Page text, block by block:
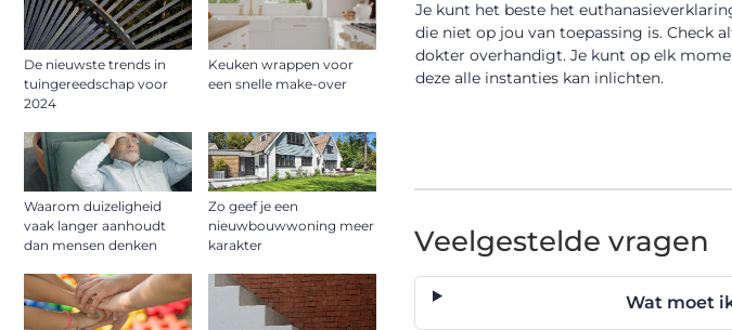
De nieuwste trends in
tuingereedschap voor
2024
Keuken wrappen voor
een snelle make-over
Waarom duizeligheid
vaak langer aanhoudt
dan mensen denken
Zo geef je een
nieuwbouwwoning meer
karakter
Je kunt het beste het
die niet op jou van toepassing is. Check
dokter overhandigt. Je kunt op elk
deze alle instanties kan inlichten.
Veelgestelde vragen
Wat moet